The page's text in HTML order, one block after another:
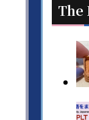
The